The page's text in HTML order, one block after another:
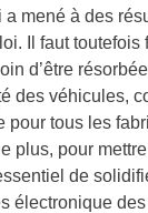
mené à des
Il faut
d’être
des véhicules,
pour tous les
plus, pour
de
électronique